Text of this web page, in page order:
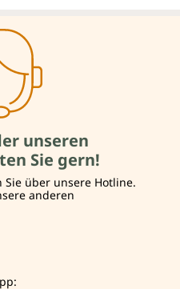
unseren
Sie gern!
über unsere Hotline.
anderen